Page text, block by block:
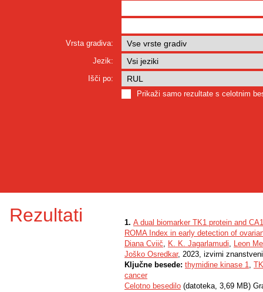
Vrsta gradiva:
Jezik:
Išči po:
Prikaži samo rezultate s celotnim
Rezultati 1. A dual biomarker TK1 protein and
ROMA Index in early detection of
Diana Cviič, K. K. Jagarlamudi, Leon
Joško Osredkar, 2023, izvirni
Ključne besede: thymidine kinase 1,
cancer
Celotno besedilo (datoteka, 3,69 MB)